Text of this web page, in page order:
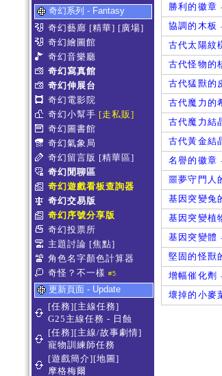
奇幻系列 - Fantasy
奇幻藝廊 [精華] [廣場]
奇幻繪圖館
奇幻音樂廳
奇幻寫真館
奇幻伸展台
奇幻電影院
奇幻小幫手 [走私販]
奇幻圖書館
奇幻氣象局
奇幻留言版 [精華區]
奇幻閒聊區
奇幻遊戲看板查詢器
奇幻交易版
奇幻序號分享版
奇幻投票所
主題討論 [焦點]
角色名字顏色計算器
奇怪？不一樣 #5
更新頁面 - Update
[任務][主線任務]
G25主線任務 - 日蝕
[任務][主線/故事劇情]
寵物訓練師任務
[遊戲簡介][地圖]
摩格梅爾
勝利的徽章
協調的木板
古代太陽紋
古代怪物的
古代猛獸的
古代魔力的
古代魔力結
古代黃金結
名譽的徽章
噩夢守門人
基因突變兔
基因突變植
基因突變體
堅固的怪獸
增幅催化劑
壞掉的小麥